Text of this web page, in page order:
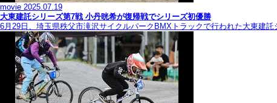
movie 2025.07.19
大東建託シリーズ第7戦 ⼩丹晄希が復帰戦でシリーズ初優勝
6月29日、埼玉県秩父市滝沢サイクルパークBMXトラックで行われた大東建